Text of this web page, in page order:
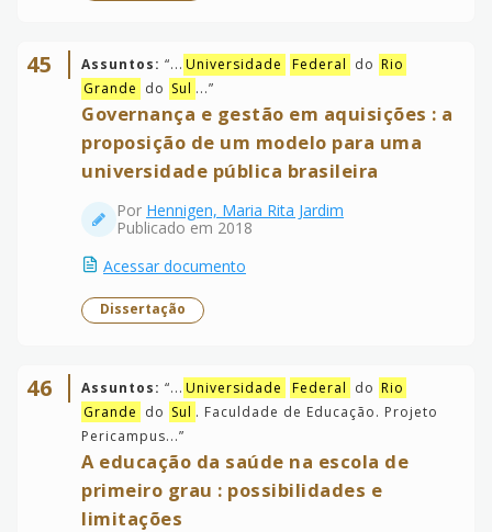
45 Assuntos: “... Universidade Federal do Rio
Grande do Sul ...”
Governança e gestão em aquisições : a
proposição de um modelo para uma
universidade pública brasileira
Por Hennigen, Maria Rita Jardim
Publicado em 2018
Acessar documento
Dissertação
46 Assuntos: “... Universidade Federal do Rio
Grande do Sul . Faculdade de Educação. Projeto
Pericampus...”
A educação da saúde na escola de
primeiro grau : possibilidades e
limitações